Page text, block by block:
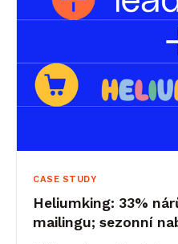
CASE STUDY
Heliumking: 33%
mailingu; sezonní